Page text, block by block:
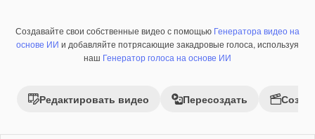
Премиум
Создавайте свои собственные видео с помощью Генератора видео на
основе ИИ и добавляйте потрясающие закадровые голоса, используя
наш Генератор голоса на основе ИИ
Редактировать видео Пересоздать